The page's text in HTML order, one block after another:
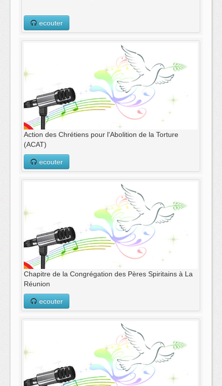
ecouter
Action des Chrétiens pour l'Abolition de la Torture
(ACAT)
ecouter
Chapitre de la Congrégation des Pères Spiritains à La
Réunion
ecouter